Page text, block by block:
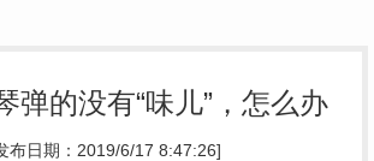
弹的没有“味儿”，怎么办
布日期：2019/6/17 8:47:26]